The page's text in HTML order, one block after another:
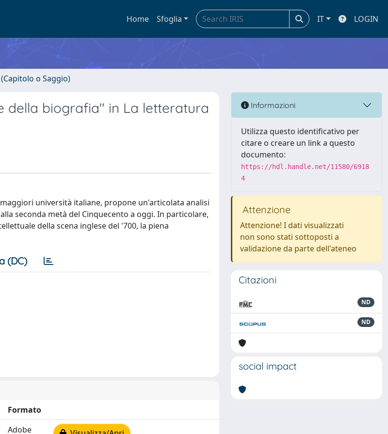
Home Sfoglia IT LOGIN
o Saggio)
della biografia" in La letteratura
università italiane, propone un'articolata analisi
seconda metà del Cinquecento a oggi. In particolare,
della scena inglese del '700, la piena
(DC)
Formato
Adobe
Informazioni
Utilizza questo identificativo per
citare o creare un link a questo
documento:
https://hdl.handle.net/11580/6918
4
Attenzione
Attenzione! I dati visualizzati
non sono stati sottoposti a
validazione da parte dell'ateneo
Citazioni
ND
ND
social impact